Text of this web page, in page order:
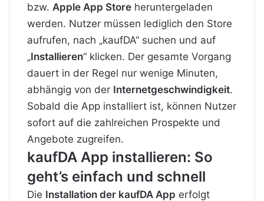
bzw. Apple App Store heruntergeladen
werden. Nutzer müssen lediglich den Store
aufrufen, nach „kaufDA“ suchen und auf
„Installieren“ klicken. Der gesamte Vorgang
dauert in der Regel nur wenige Minuten,
abhängig von der Internetgeschwindigkeit.
Sobald die App installiert ist, können Nutzer
sofort auf die zahlreichen Prospekte und
Angebote zugreifen.
kaufDA App installieren: So
geht’s einfach und schnell
Die Installation der kaufDA App erfolgt